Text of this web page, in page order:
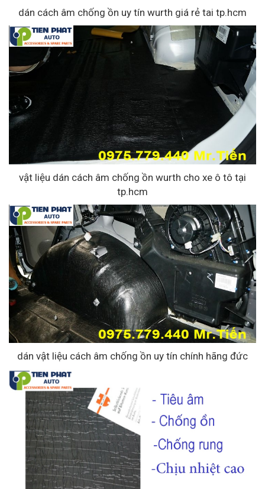
dán cách âm chống ồn uy tín wurth giá rẻ tai tp.hcm
vật liệu dán cách âm chống ồn wurth cho xe ô tô tại
tp.hcm
dán vật liệu cách âm chống ồn uy tín chính hãng đức